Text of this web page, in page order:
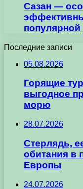
Сазан —
Последние записи
05.08.2026
Горящие
выгодное
морю
28.07.2026
Стерлядь,
обитания в
Европы
24.07.2026